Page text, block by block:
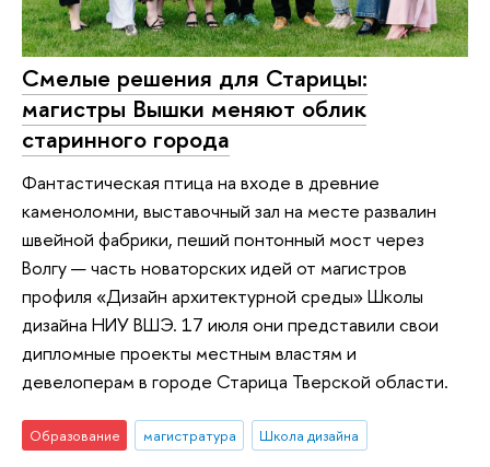
Смелые решения для Старицы:
магистры Вышки меняют облик
старинного города
Фантастическая птица на входе в древние
каменоломни, выставочный зал на месте развалин
швейной фабрики, пеший понтонный мост через
Волгу — часть новаторских идей от магистров
профиля «Дизайн архитектурной среды» Школы
дизайна НИУ ВШЭ. 17 июля они представили свои
дипломные проекты местным властям и
девелоперам в городе Старица Тверской области.
Образование магистратура Школа дизайна